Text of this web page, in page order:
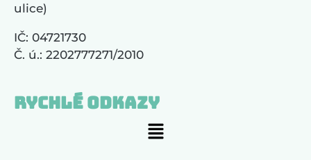
ulice)
IČ: 04721730
Č. ú.: 2202777271/2010
Rychlé odkazy